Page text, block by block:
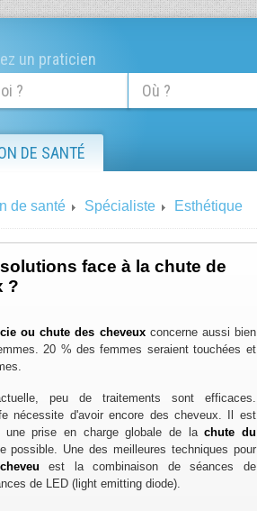
un praticien
DE SANTÉ
de santé Spécialiste Esthétique
face à la chute de
?
ou chute des cheveuxconcerne aussi bien
20 % des femmes seraient touchées et
peu de traitements sont efficaces.
nécessite d'avoir encore des cheveux. Il est
une prise en charge globale de lachute du
possible. Une des meilleures techniques pour
est la combinaison de séances de
de LED (light emitting diode).